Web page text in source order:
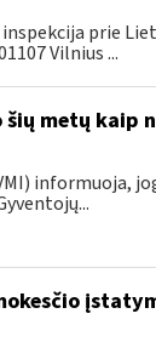
inspekcija prie
Vilnius ...
šių metų kaip
informuoja,